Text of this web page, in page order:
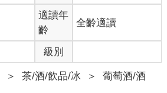
適讀年
齡
全齡適讀
級別
＞ 茶/酒/飲品/冰 ＞ 葡萄酒/酒